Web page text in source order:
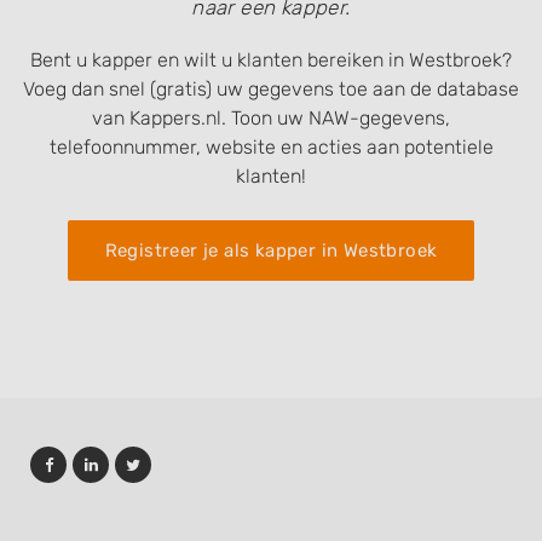
naar een kapper.
Bent u kapper en wilt u klanten bereiken in Westbroek?
Voeg dan snel (gratis) uw gegevens toe aan de database
van Kappers.nl. Toon uw NAW-gegevens,
telefoonnummer, website en acties aan potentiele
klanten!
Registreer je als kapper in Westbroek